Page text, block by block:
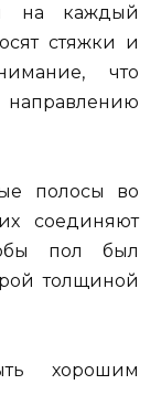
на каждый
стяжки и
что
полосы во
соединяют
пол был
толщиной
хорошим